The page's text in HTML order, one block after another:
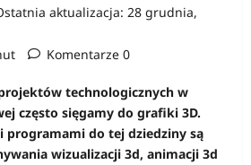
aktualizacja: 28 grudnia,
Komentarze 0
technologicznych w
często sięgamy do grafiki 3D.
programami do tej dziedziny są
wizualizacji 3d, animacji 3d